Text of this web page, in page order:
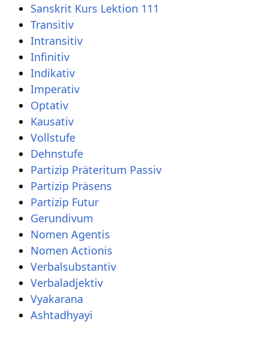
Sanskrit Kurs Lektion 111
Transitiv
Intransitiv
Infinitiv
Indikativ
Imperativ
Optativ
Kausativ
Vollstufe
Dehnstufe
Partizip Präteritum Passiv
Partizip Präsens
Partizip Futur
Gerundivum
Nomen Agentis
Nomen Actionis
Verbalsubstantiv
Verbaladjektiv
Vyakarana
Ashtadhyayi